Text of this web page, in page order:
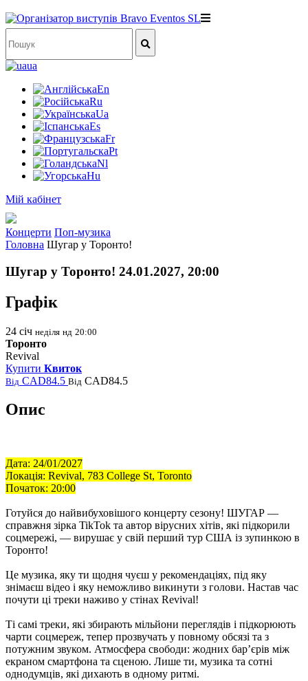
ua
En
Ru
Ua
Es
Fr
Pt
Nl
Hu
Мій кабінет
Концерти Поп-музика
Головна Шугар у Торонто!
Шугар у Торонто! 24.01.2027, 20:00
Графік
24 січ неділя нд 20:00
Торонто
Revival
Купити Квиток
Від CAD84.5 Від CAD84.5
Опис
Дата: 24/01/2027
Локація: Revival, 783 College St, Toronto
Початок: 20:00
Готуйся до найвибуховішого концерту сезону! ШУГАР —
справжня зірка TikTok та автор вірусних хітів, які підкорили
соцмережі, — вирушає у свій перший тур США із зупинкою в
Торонто!
Це музика, яку ти щодня чуєш у рекомендаціях, під яку
знімаєш відео і яку неможливо викинути з голови. Настав час
почути ці треки наживо у стінах Revival!
Ті самі треки, які збирають мільйони переглядів і підкорюють
чарти соцмереж, тепер прозвучать у повному обсязі та з
потужним звуком. Атмосфера свободи: жодних бар’єрів між
екраном смартфона та сценою. Лише ти, музика та сотні
однодумців, які дихають в одному ритмі.